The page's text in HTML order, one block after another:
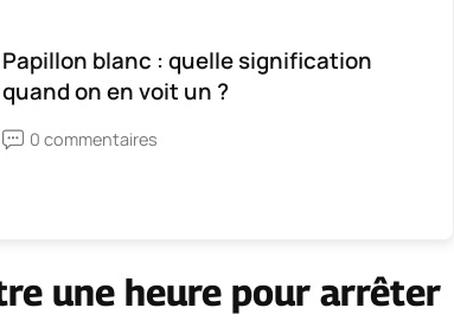
Papillon blanc : quelle signification
quand on en voit un ?
0 commentaires
une heure pour arrêter